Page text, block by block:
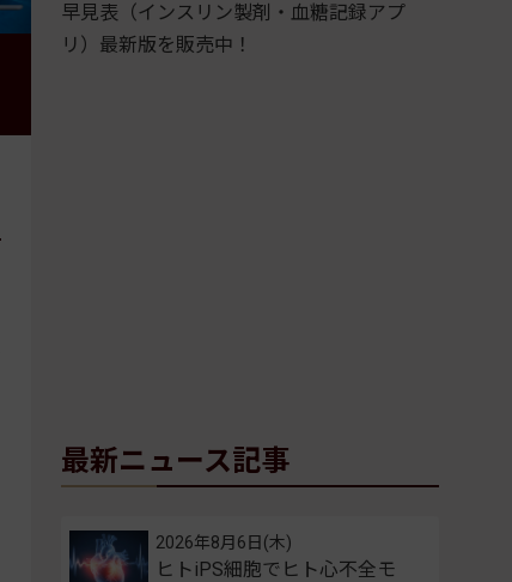
早見表（インスリン製剤・血糖記録アプ
リ）最新版を販売中！
最新ニュース記事
ヒトiPS細胞でヒト心不全モ
2026年8月6日(木)